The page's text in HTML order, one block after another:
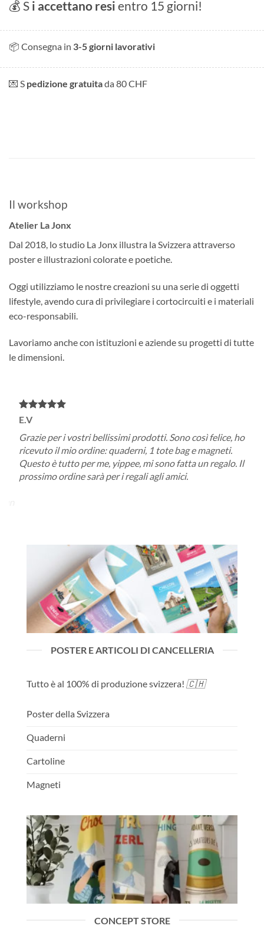
💰 S i accettano resi entro 15 giorni!
📦 Consegna in 3-5 giorni lavorativi
💌 S pedizione gratuitada 80 CHF
Il workshop
Atelier La Jonx
Dal 2018, lo studio La Jonx illustra la Svizzera attraverso
poster e illustrazioni colorate e poetiche.
Oggi utilizziamo le nostre creazioni su una serie di oggetti
lifestyle, avendo cura di privilegiare i cortocircuiti e i materiali
eco-responsabili.
Lavoriamo anche con istituzioni e aziende su progetti di tutte
le dimensioni.
E.V
Grazie per i vostri bellissimi prodotti. Sono così felice, ho
ricevuto il mio ordine: quaderni, 1 tote bag e magneti.
Questo è tutto per me, yippee, mi sono fatta un regalo. Il
prossimo ordine sarà per i regali agli amici.
POSTER E ARTICOLI DI CANCELLERIA
Tutto è al 100% di produzione svizzera! 🇨🇭
Poster della Svizzera
Quaderni
Cartoline
Magneti
CONCEPT STORE